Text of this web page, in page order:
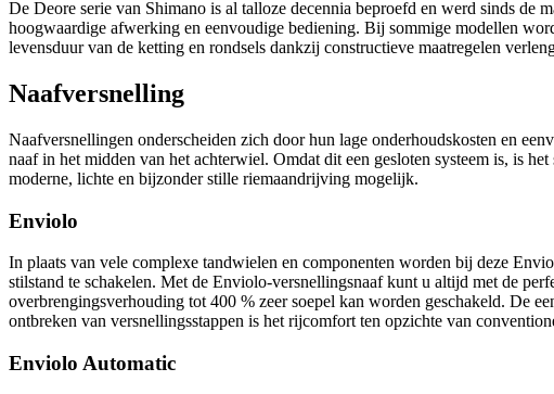
De Deore serie van Shimano is al talloze decennia beproefd en werd sinds
hoogwaardige afwerking en eenvoudige bediening. Bij sommige modellen
levensduur van de ketting en rondsels dankzij constructieve maatregelen
Naafversnelling
Naafversnellingen onderscheiden zich door hun lage onderhoudskosten en
naaf in het midden van het achterwiel. Omdat dit een gesloten systeem is, is
moderne, lichte en bijzonder stille riemaandrijving mogelijk.
Enviolo
In plaats van vele complexe tandwielen en componenten worden bij deze
stilstand te schakelen. Met de Enviolo-versnellingsnaaf kunt u altijd met de
overbrengingsverhouding tot 400 % zeer soepel kan worden geschakeld. De
ontbreken van versnellingsstappen is het rijcomfort ten opzichte van
Enviolo Automatic